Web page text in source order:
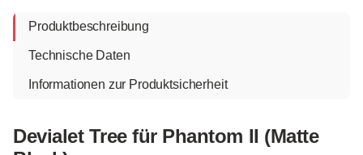
Produktbeschreibung
Technische Daten
Informationen zur Produktsicherheit
Devialet Tree für Phantom II (Matte